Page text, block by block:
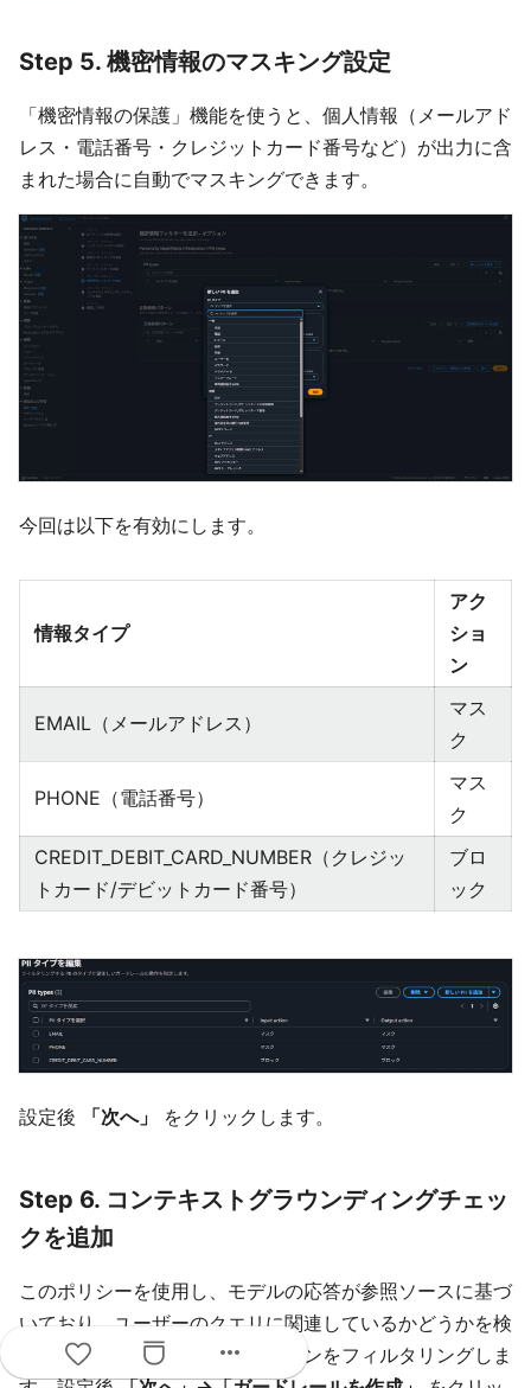
Step 5. 機密情報のマスキング設定
「機密情報の保護」機能を使うと、個人情報（メールアド
レス・電話番号・クレジットカード番号など）が出力に含
まれた場合に自動でマスキングできます。
今回は以下を有効にします。
情報タイプ
アク
ショ
ン
EMAIL（メールアドレス）
マス
ク
PHONE（電話番号）
マス
ク
CREDIT_DEBIT_CARD_NUMBER（クレジッ
トカード/デビットカード番号）
ブロ
ック
設定後 「次へ」 をクリックします。
Step 6. コンテキストグラウンディングチェッ
クを追加
このポリシーを使用し、モデルの応答が参照ソースに基づ
いており、ユーザーのクエリに関連しているかどうかを検
証して、モデルのハルシネーションをフィルタリングしま
more_horiz